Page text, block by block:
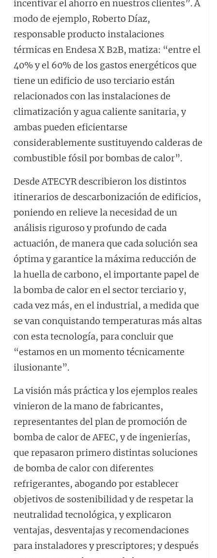
incentivar el ahorro en nuestros clientes”. A
modo de ejemplo, Roberto Díaz,
responsable producto instalaciones
térmicas en Endesa X B2B, matiza: “entre el
40% y el 60% de los gastos energéticos que
tiene un edificio de uso terciario están
relacionados con las instalaciones de
climatización y agua caliente sanitaria, y
ambas pueden eficientarse
considerablemente sustituyendo calderas de
combustible fósil por bombas de calor”.
Desde ATECYR describieron los distintos
itinerarios de descarbonización de edificios,
poniendo en relieve la necesidad de un
análisis riguroso y profundo de cada
actuación, de manera que cada solución sea
óptima y garantice la máxima reducción de
la huella de carbono, el importante papel de
la bomba de calor en el sector terciario y,
cada vez más, en el industrial, a medida que
se van conquistando temperaturas más altas
con esta tecnología, para concluir que
“estamos en un momento técnicamente
ilusionante”.
La visión más práctica y los ejemplos reales
vinieron de la mano de fabricantes,
representantes del plan de promoción de
bomba de calor de AFEC, y de ingenierías,
que repasaron primero distintas soluciones
de bomba de calor con diferentes
refrigerantes, abogando por establecer
objetivos de sostenibilidad y de respetar la
neutralidad tecnológica, y explicaron
ventajas, desventajas y recomendaciones
para instaladores y prescriptores; y después